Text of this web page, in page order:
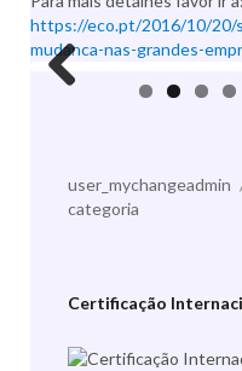
https://eco.pt/2016/10/20/
mudanca-nas-grandes-
Autor
user_mychangeadmin
categoria
Certificação